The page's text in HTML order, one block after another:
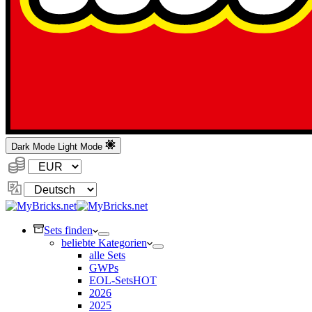
Dark Mode Light Mode
Währung:
Sprache
ändern
Sets finden
beliebte Kategorien
alle Sets
GWPs
EOL-SetsHOT
2026
2025